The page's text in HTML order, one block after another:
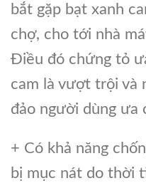
bắt gặp bạt xanh
chợ, cho tới nhà
Điều đó chứng tỏ
cam là vượt trội và
đảo người dùng ưa
+ Có khả năng
bị mục nát do thời